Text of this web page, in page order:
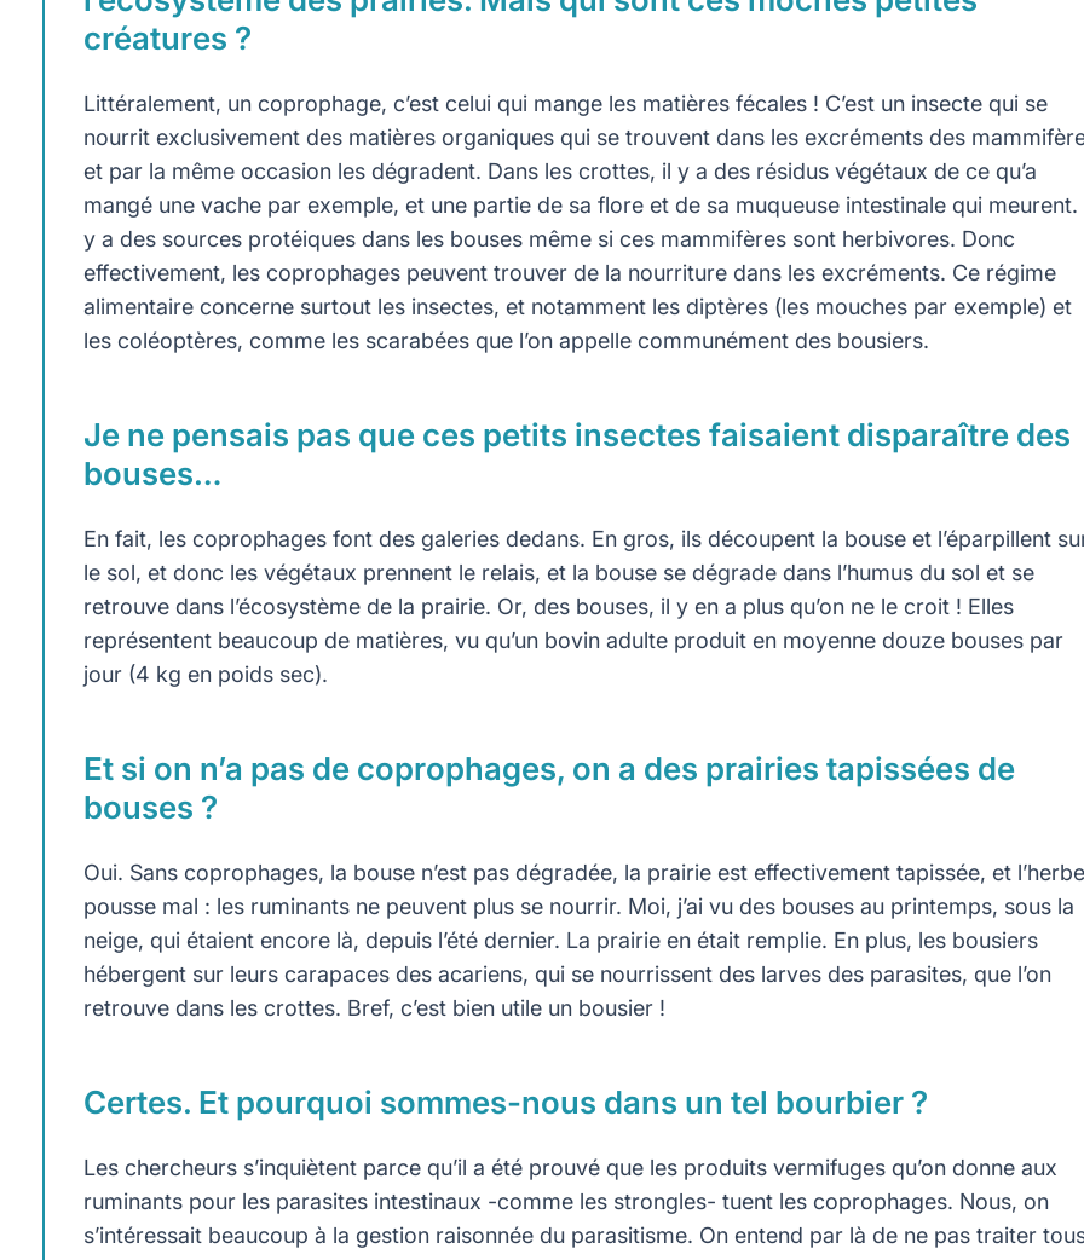
créatures ?
Littéralement, un coprophage, c’est celui qui mange les matières fécales ! C’est un insecte qui se
nourrit exclusivement des matières organiques qui se trouvent dans les excréments des
et par la même occasion les dégradent. Dans les crottes, il y a des résidus végétaux de ce qu’a
mangé une vache par exemple, et une partie de sa flore et de sa muqueuse intestinale qui meurent.
y a des sources protéiques dans les bouses même si ces mammifères sont herbivores. Donc
effectivement, les coprophages peuvent trouver de la nourriture dans les excréments. Ce régime
alimentaire concerne surtout les insectes, et notamment les diptères (les mouches par exemple) et
les coléoptères, comme les scarabées que l’on appelle communément des bousiers.
Je ne pensais pas que ces petits insectes faisaient disparaître des
bouses…
En fait, les coprophages font des galeries dedans. En gros, ils découpent la bouse et l’éparpillent
le sol, et donc les végétaux prennent le relais, et la bouse se dégrade dans l’humus du sol et se
retrouve dans l’écosystème de la prairie. Or, des bouses, il y en a plus qu’on ne le croit ! Elles
représentent beaucoup de matières, vu qu’un bovin adulte produit en moyenne douze bouses par
jour (4 kg en poids sec).
Et si on n’a pas de coprophages, on a des prairies tapissées de
bouses ?
Oui. Sans coprophages, la bouse n’est pas dégradée, la prairie est effectivement tapissée, et l’herbe
pousse mal : les ruminants ne peuvent plus se nourrir. Moi, j’ai vu des bouses au printemps, sous la
neige, qui étaient encore là, depuis l’été dernier. La prairie en était remplie. En plus, les bousiers
hébergent sur leurs carapaces des acariens, qui se nourrissent des larves des parasites, que l’on
retrouve dans les crottes. Bref, c’est bien utile un bousier !
Certes. Et pourquoi sommes-nous dans un tel bourbier ?
Les chercheurs s’inquiètent parce qu’il a été prouvé que les produits vermifuges qu’on donne aux
ruminants pour les parasites intestinaux -comme les strongles- tuent les coprophages. Nous, on
s’intéressait beaucoup à la gestion raisonnée du parasitisme. On entend par là de ne pas traiter